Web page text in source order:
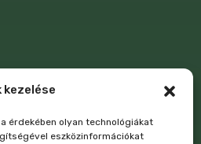
kezelése
érdekében olyan technológiákat
eszközinformációkat